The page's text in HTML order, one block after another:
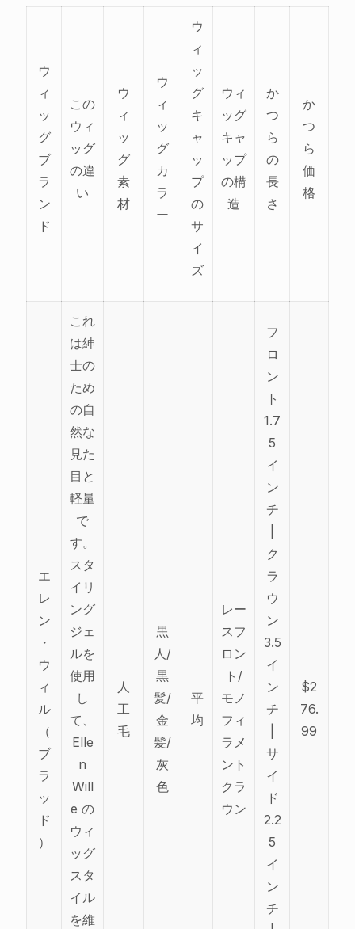
ウ
ィ
ッ
グ
ブ
ラ
ン
ド
この
ウィ
ッグ
の違
い
ウ
ィ
ッ
グ
素
材
ウ
ィ
ッ
グ
カ
ラ
ー
ウ
ィ
ッ
グ
キ
ャ
ッ
プ
の
サ
イ
ズ
ウィ
ッグ
キャ
ップ
の構
造
か
つ
ら
の
長
さ
か
つ
ら
価
格
エ
レ
ン
・
ウ
ィ
ル
（
ブ
ラ
ッ
ド
）
これ
は紳
士の
ため
の自
然な
見た
目と
軽量
で
す。
スタ
イリ
ング
ジェ
ルを
使用
し
て、
Elle
n
Will
e の
ウィ
ッグ
スタ
イル
を維
人
工
毛
黒
人/
黒
髪/
金
髪/
灰
色
平
均
レー
スフ
ロン
ト/
モノ
フィ
ラメ
ント
クラ
ウン
フ
ロ
ン
ト
1.7
5
イ
ン
チ
ク
ラ
ウ
ン
3.5
イ
ン
チ
サ
イ
ド
2.2
5
イ
ン
チ
$2
76.
99